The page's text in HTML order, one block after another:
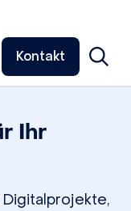
Kontakt
Ihr